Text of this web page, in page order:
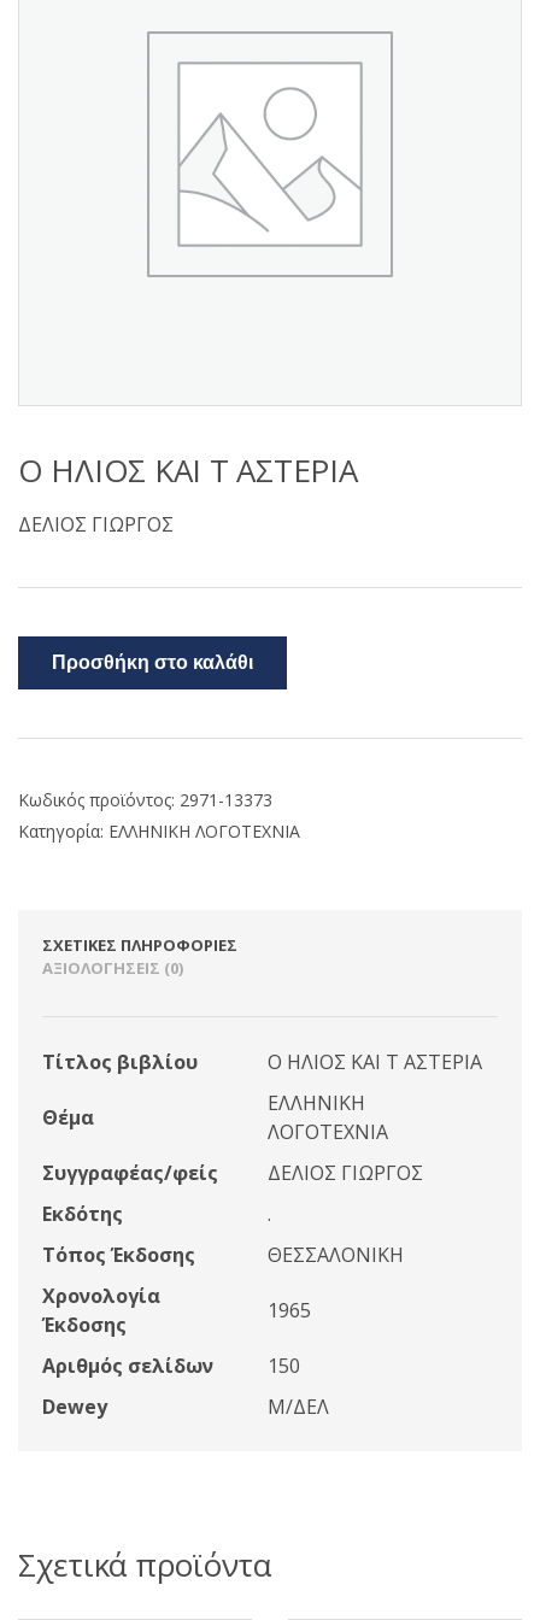
Ο ΗΛΙΟΣ ΚΑΙ Τ ΑΣΤΕΡΙΑ
ΔΕΛΙΟΣ ΓΙΩΡΓΟΣ
Προσθήκη στο καλάθι
Κωδικός προϊόντος: 2971-13373
Κατηγορία: ΕΛΛΗΝΙΚΗ ΛΟΓΟΤΕΧΝΙΑ
ΣΧΕΤΙΚΈΣ ΠΛΗΡΟΦΟΡΊΕΣ
ΑΞΙΟΛΟΓΉΣΕΙΣ (0)
Τίτλος βιβλίου Ο ΗΛΙΟΣ ΚΑΙ Τ ΑΣΤΕΡΙΑ
Θέμα
ΕΛΛΗΝΙΚΗ
ΛΟΓΟΤΕΧΝΙΑ
Συγγραφέας/φείς
ΔΕΛΙΟΣ ΓΙΩΡΓΟΣ
Εκδότης
.
Τόπος Έκδοσης
ΘΕΣΣΑΛΟΝΙΚΗ
Χρονολογία
Έκδοσης
1965
Αριθμός σελίδων
150
Dewey
Μ/ΔΕΛ
Σχετικά προϊόντα